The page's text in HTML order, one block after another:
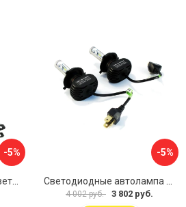
-5% -5%
4 002 руб. 3 802 руб.